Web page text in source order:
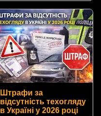
Штрафи за
відсутність техогляду
в Україні у 2026 році